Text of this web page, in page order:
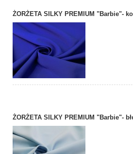
ŻORŻETA SILKY PREMIUM "Barbie"-
ŻORŻETA SILKY PREMIUM "Barbie"-